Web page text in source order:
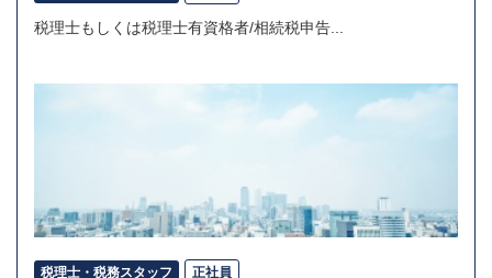
税理士もしくは税理士有資格者/相続税申告...
税理士・税務スタッフ 正社員